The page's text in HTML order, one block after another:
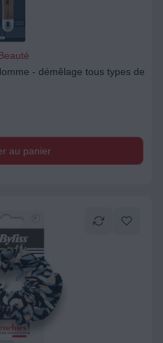
- démêlage tous types de
au panier